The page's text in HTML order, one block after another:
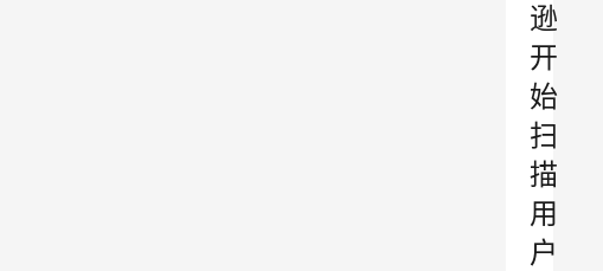
逊
开
始
扫
描
用
户